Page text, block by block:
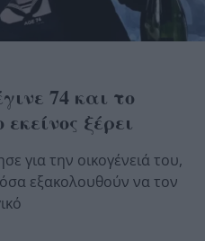
74 και το
ξέρει
για την οικογένειά του,
εξακολουθούν να τον